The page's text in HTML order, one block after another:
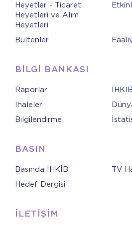
Heyetler - Ticaret
Heyetleri ve Alım
Heyetleri
Bültenler
BİLGİ BANKASI
Raporlar
İhaleler
Bilgilendirme
BASIN
Basında İHKİB
TV
Hedef Dergisi
İLETİŞİM